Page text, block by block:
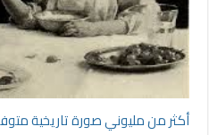
أكثر من مليوني صورة تاريخية